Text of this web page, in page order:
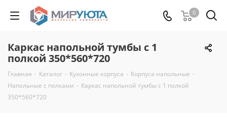
0
Каркас напольной тумбы с 1
полкой 350*560*720
Главная - Каталог - Кухонные корпуса - Корпуса напольные -
Напольные с полками - Каркас напольной тумбы с 1 полкой
350*560*720